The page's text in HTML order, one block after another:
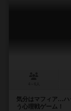
気分はマフィア…ハ
う心理戦ゲーム！